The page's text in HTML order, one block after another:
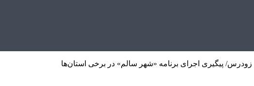
زودرس/ پیگیری اجرای برنامه «شهر سالم» در برخی استان‌ها